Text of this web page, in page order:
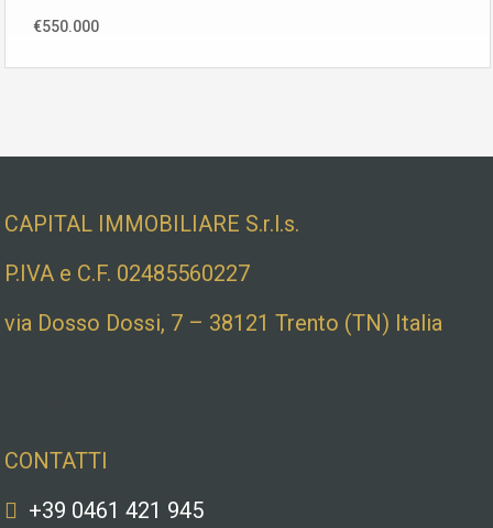
€550.000
CAPITAL IMMOBILIARE S.r.l.s.
P.IVA e C.F. 02485560227
via Dosso Dossi, 7 – 38121 Trento (TN) Italia
CONTATTI
+39 0461 421 945